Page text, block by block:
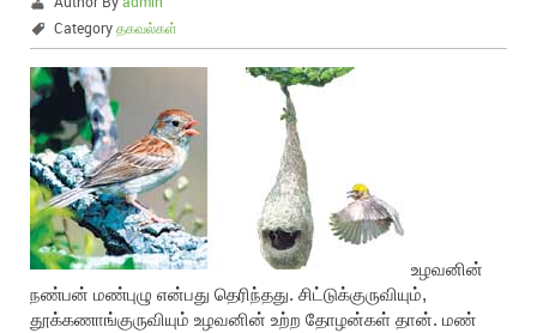
Categoryதகவல்கள்
உழவனின்
நண்பன் மண்புழு என்பது தெரிந்தது. சிட்டுக்குருவியும்,
தூக்கணாங்குருவியும் உழவனின் உற்ற தோழன்கள் தான். மண்